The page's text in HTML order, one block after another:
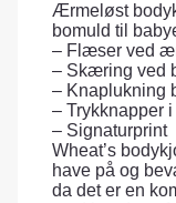
Ærmeløst
bomuld til
– Flæser ved
– Skæring ved
– Knaplukning
– Trykknapper
– Signaturprint
Wheat’s
have på og
da det er en